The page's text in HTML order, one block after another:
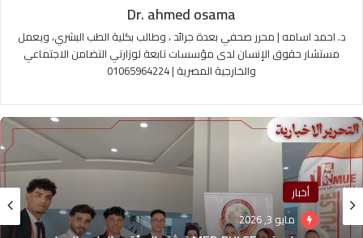
Dr. ahmed osama
د. احمد اسامه | محرر صحفي بعدة جرائد ، وطالب بكلية الطب البشري، ويعمل
مستشار حقوق الإنسان لدى مؤسسات تابعة لوزارتي التضامن الاجتماعي
والخارجية المصرية | 01065964224
أخبار
مايو 3, 2026ترندات